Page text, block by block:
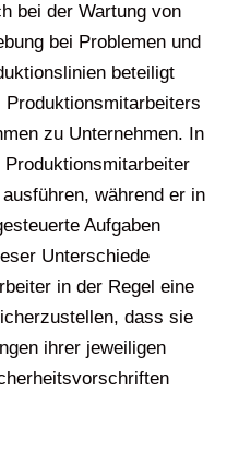
bei der Wartung von
bei Problemen und
beteiligt
zu Unternehmen. In
während er in
Aufgaben
Unterschiede
in der Regel eine
dass sie
ihrer jeweiligen